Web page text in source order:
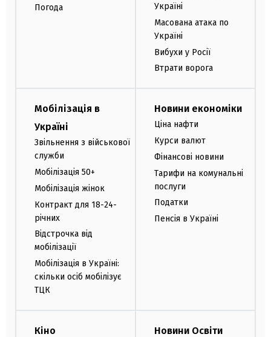
Погода
Україні
Масована атака по
Україні
Вибухи у Росії
Втрати ворога
Мобілізація в
Україні
Звільнення з військової
служби
Мобілізація 50+
Мобілізація жінок
Контракт для 18-24-
річних
Відстрочка від
мобілізації
Мобілізація в Україні:
скільки осіб мобілізує
ТЦК
Новини економіки
Ціна нафти
Курси валют
Фінансові новини
Тарифи на комунальні
послуги
Податки
Пенсія в Україні
Кіно Новини Освіти